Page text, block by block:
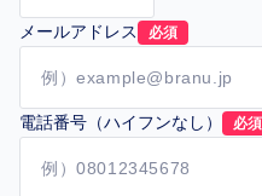
メールアドレス 必須
電話番号（ハイフンなし） 必須